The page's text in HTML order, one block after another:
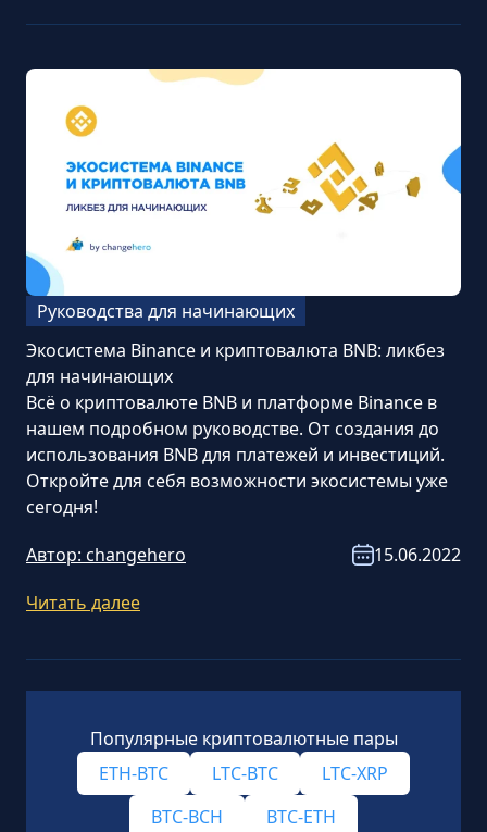
Руководства для начинающих
Экосистема Binance и криптовалюта BNB: ликбез
для начинающих
Всё о криптовалюте BNB и платформе Binance в
нашем подробном руководстве. От создания до
использования BNB для платежей и инвестиций.
Откройте для себя возможности экосистемы уже
сегодня!
Автор: changehero
15.06.2022
Читать далее
Популярные криптовалютные пары
ETH-BTC
LTC-BTC
LTC-XRP
BTC-BCH
BTC-ETH